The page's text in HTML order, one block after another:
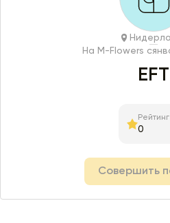
На M-Flowers с
EFT
Рейтинг
0
Совершить